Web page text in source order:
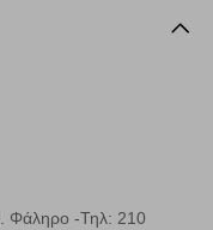
Φάληρο -Τηλ: 210